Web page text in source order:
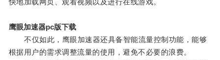
快地加载网页、观看视频以及进行在线游戏。
鹰眼加速器pc版下载
不仅如此，鹰眼加速器还具备智能流量控制功能，能够
根据用户的需求调整流量的使用，避免不必要的浪费。